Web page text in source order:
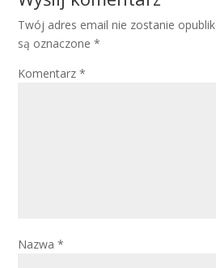
Twój adres email nie zostanie
są oznaczone*
Komentarz*
Nazwa*